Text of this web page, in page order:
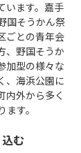
います。嘉手
国そうかん祭
ごとの青年会
、野国そうか
加型の様々な
、海浜公園に
内外から多く
す。
む